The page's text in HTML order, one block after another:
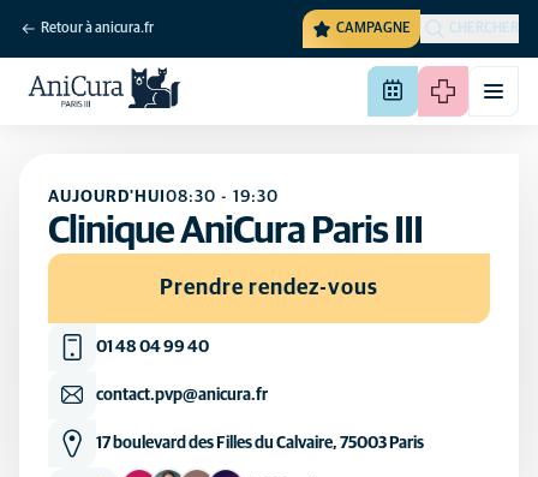
Retour à anicura.fr CAMPAGNE CHERCHER
AUJOURD'HUI 08:30 - 19:30
Clinique AniCura Paris III
Prendre rendez-vous
01 48 04 99 40
contact.pvp@anicura.fr
17 boulevard des Filles du Calvaire, 75003 Paris